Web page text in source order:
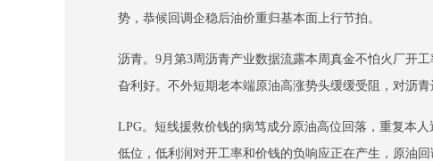
势，恭候回调企稳后油价重归基本面上行节拍。
沥青。9月第3周沥青产业数据流露本周真金不怕火厂开
旮利好。不外短期老本端原油高涨势头缓缓受阻，对沥
LPG。短线援救价钱的病笃成分原油高位回落，重复本
低位，低利润对开工率和价钱的负响应正在产生，原油回